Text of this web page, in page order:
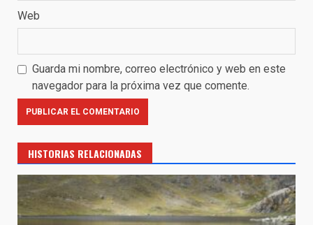
Web
Guarda mi nombre, correo electrónico y web en este
navegador para la próxima vez que comente.
HISTORIAS RELACIONADAS